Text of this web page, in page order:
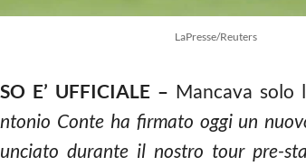
LaPresse/Reuters
E’ UFFICIALE – Mancava solo
ntonio Conte ha firmato oggi un
durante il nostro tour pre-